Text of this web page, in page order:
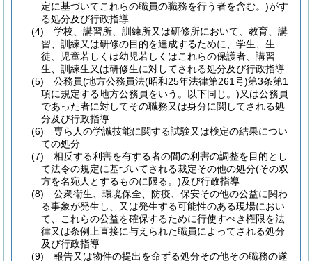
定に基づいてこれらの職員の職務を行う者を含む。)がす
る処分及び行政指導
(4)
学校、講習所、訓練所又は研修所において、教育、講
習、訓練又は研修の目的を達成するために、学生、生
徒、児童若しくは幼児若しくはこれらの保護者、講習
生、訓練生又は研修生に対してされる処分及び行政指導
(5)
公務員(地方公務員法(昭和25年法律第261号)第3条第1
項に規定する地方公務員をいう。以下同じ。)又は公務員
であった者に対してその職務又は身分に関してされる処
分及び行政指導
(6)
専ら人の学識技能に関する試験又は検定の結果につい
ての処分
(7)
相反する利害を有する者の間の利害の調整を目的とし
て法令の規定に基づいてされる裁定その他の処分(その双
方を名宛人とするものに限る。)及び行政指導
(8)
公衆衛生、環境保全、防疫、保安その他の公益に関わ
る事象が発生し、又は発生する可能性のある現場におい
て、これらの公益を確保するために行使すべき権限を法
律又は条例上直接に与えられた職員によってされる処分
及び行政指導
(9)
報告又は物件の提出を命ずる処分その他その職務の遂